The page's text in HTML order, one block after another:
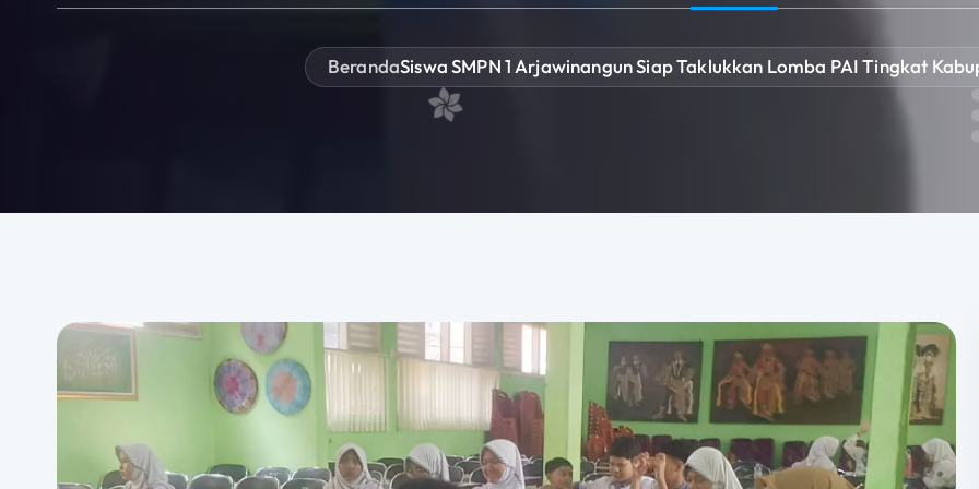
BerandaSiswa SMPN 1 Arjawinangun Siap Taklukkan Lomba PAI Tingkat